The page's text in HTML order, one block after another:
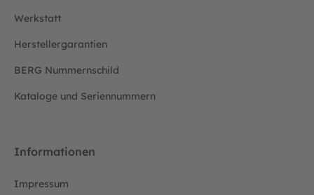
Werkstatt
Herstellergarantien
BERG Nummernschild
Kataloge und Seriennummern
Informationen
Impressum